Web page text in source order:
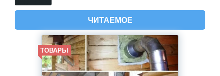
ЧИТАЕМОЕ
ТОВАРЫ